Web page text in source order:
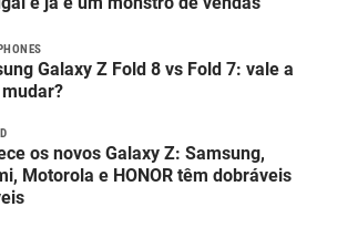
Galaxy Z Fold 8 vs Fold 7: vale a
os novos Galaxy Z: Samsung,
Motorola e HONOR têm dobráveis